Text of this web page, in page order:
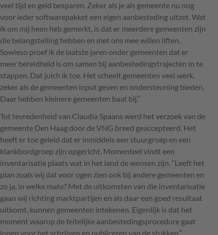
veel tijd en geld besparen. Zeker als je als gemeente nu nog
voor ieder softwarepakket een eigen aanbesteding uitzet. Wat
ik om mij heen heb gemerkt, is dat er meerdere gemeenten zijn
die belangstelling hebben en met ons mee willen liften.
Sowieso proef ik de laatste jaren onder gemeenten dat er
meer bereidheid is om samen bij aanbestedingstrajecten in te
stappen. Dat juich ik toe. Het scheelt gemeenten veel werk,
zeker als de gemeenten input geven en ondersteuning bieden.
Daar hebben kleinere gemeenten baat bij.”
Tot tevredenheid van Claudia Spaans werd het verzoek van de
gemeente Den Haag door deVNG breed geaccepteerd. Het
heeft er toe geleid dat er inmiddels een stuurgroep en een
klankbordgroep zijn opgericht. Momenteel vindt een
inventarisatie plaats wat in het land de wensen zijn. “Leeft het
plan zoals wij dat voor ogen zien ook bij andere gemeenten en
zo ja, in welke mate? Met de uitkomsten van die inventarisatie
gaan wij richting marktpartijen en als daar een goed resultaat
uitkomt, kunnen gemeenten intekenen. Eigenlijk is dat het
moment waarop de feitelijke aanbestedingsprocedure gaat
lopen voor het schrijven en publiceren van de stukken.”